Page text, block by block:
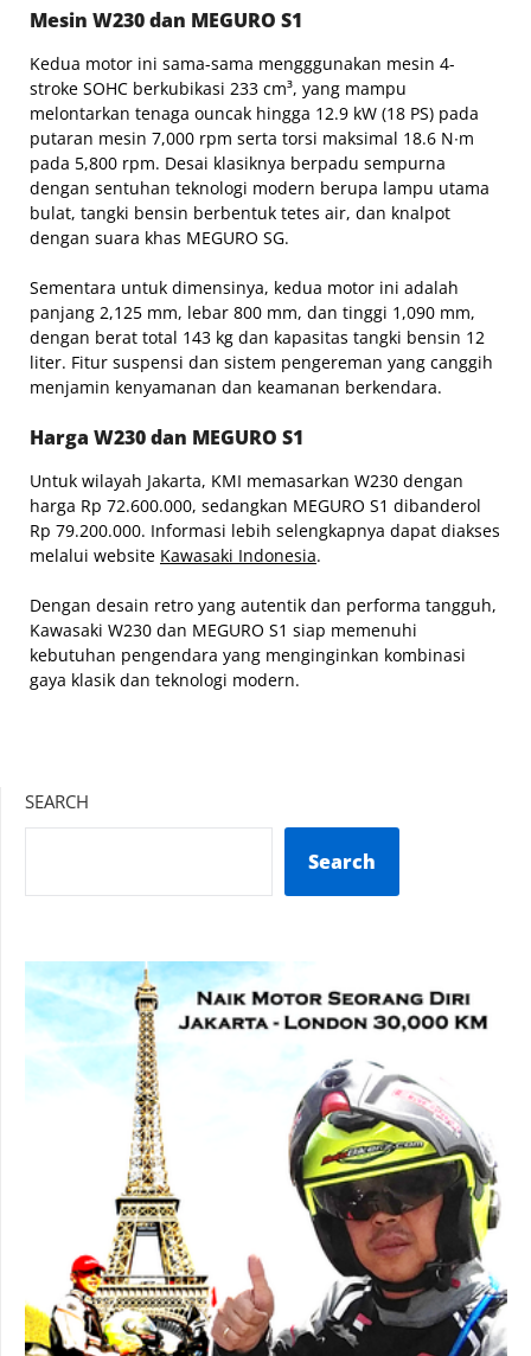
Mesin W230 dan MEGURO S1
Kedua motor ini sama-sama mengggunakan mesin 4-
stroke SOHC berkubikasi 233 cm³, yang mampu
melontarkan tenaga ouncak hingga 12.9 kW (18 PS) pada
putaran mesin 7,000 rpm serta torsi maksimal 18.6 N∙m
pada 5,800 rpm. Desai klasiknya berpadu sempurna
dengan sentuhan teknologi modern berupa lampu utama
bulat, tangki bensin berbentuk tetes air, dan knalpot
dengan suara khas MEGURO SG.
Sementara untuk dimensinya, kedua motor ini adalah
panjang 2,125 mm, lebar 800 mm, dan tinggi 1,090 mm,
dengan berat total 143 kg dan kapasitas tangki bensin 12
liter. Fitur suspensi dan sistem pengereman yang canggih
menjamin kenyamanan dan keamanan berkendara.
Harga W230 dan MEGURO S1
Untuk wilayah Jakarta, KMI memasarkan W230 dengan
harga Rp 72.600.000, sedangkan MEGURO S1 dibanderol
Rp 79.200.000. Informasi lebih selengkapnya dapat diakses
melalui website Kawasaki Indonesia.
Dengan desain retro yang autentik dan performa tangguh,
Kawasaki W230 dan MEGURO S1 siap memenuhi
kebutuhan pengendara yang menginginkan kombinasi
gaya klasik dan teknologi modern.
SEARCH
Search